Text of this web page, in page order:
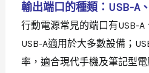
輸出端口的種類：USB-A
行動電源常見的端口有USB-A
USB-A適用於大多數設備；
率，適合現代手機及筆記型